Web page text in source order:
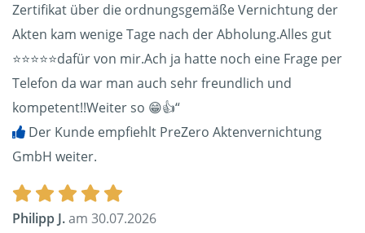
Zertifikat über die ordnungsgemäße Vernichtung der
Akten kam wenige Tage nach der Abholung.Alles gut
⭐️⭐️⭐️⭐️⭐️dafür von mir.Ach ja hatte noch eine Frage per
Telefon da war man auch sehr freundlich und
kompetent!!Weiter so 😁👍“
Der Kunde empfiehlt PreZero Aktenvernichtung
GmbH weiter.
Philipp J.am 30.07.2026